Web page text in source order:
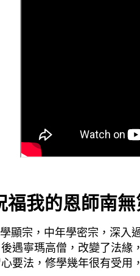
福我的恩師南
顯宗，中年學密宗，深入
遇寧瑪高僧，改變了法
要法，修學幾年很有受